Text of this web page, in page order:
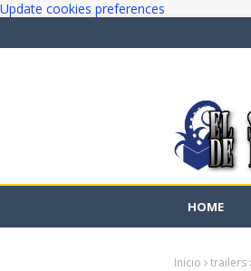
Update cookies preferences
HOME
Inicio trailers